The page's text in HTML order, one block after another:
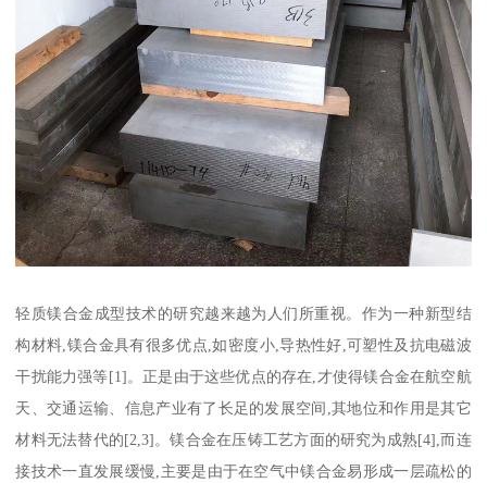
轻质镁合金成型技术的研究越来越为人们所重视。作为一种新型结
构材料,镁合金具有很多优点,如密度小,导热性好,可塑性及抗电磁波
干扰能力强等[1]。正是由于这些优点的存在,才使得镁合金在航空航
天、交通运输、信息产业有了长足的发展空间,其地位和作用是其它
材料无法替代的[2,3]。镁合金在压铸工艺方面的研究为成熟[4],而连
接技术一直发展缓慢,主要是由于在空气中镁合金易形成一层疏松的